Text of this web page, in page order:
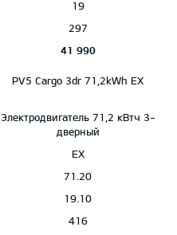
19
297
41 990
PV5 Cargo 3dr 71,2kWh EX
Электродвигатель 71,2 кВтч 3-
дверный
EX
71.20
19.10
416